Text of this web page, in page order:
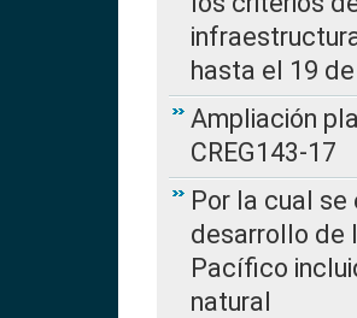
hasta el 19
Ampliación
CREG143-17
Por la cual
desarrollo de
Pacífico
natural